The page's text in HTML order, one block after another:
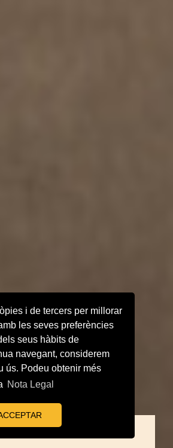
i de tercers per millorar
les seves preferències
seus hàbits de
navegant, considerem
ús. Podeu obtenir més
Nota Legal